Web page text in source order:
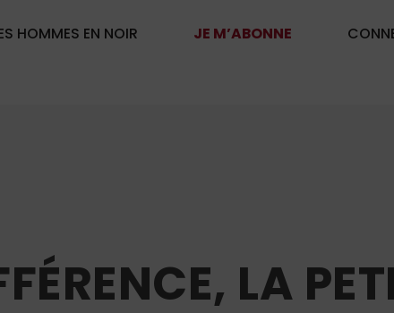
HOMMES EN NOIR JE M’ABONNE
LA